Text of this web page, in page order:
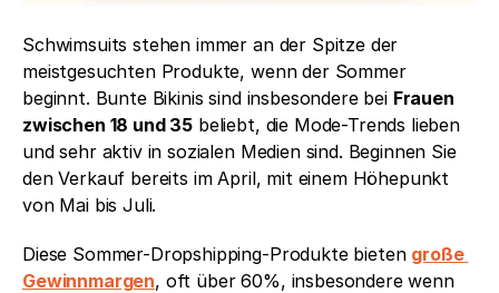
Schwimsuits stehen immer an der Spitze der
meistgesuchten Produkte, wenn der Sommer
beginnt. Bunte Bikinis sind insbesondere bei Frauen
zwischen 18 und 35 beliebt, die Mode-Trends lieben
und sehr aktiv in sozialen Medien sind. Beginnen Sie
den Verkauf bereits im April, mit einem Höhepunkt
von Mai bis Juli.
Diese Sommer-Dropshipping-Produkte bieten große
Gewinnmargen, oft über 60%, insbesondere wenn